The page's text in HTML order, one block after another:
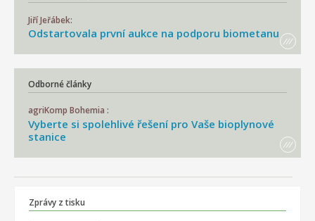
Jiří Jeřábek:
Odstartovala první aukce na podporu biometanu
Odborné články
agriKomp Bohemia :
Vyberte si spolehlivé řešení pro Vaše bioplynové
stanice
Zprávy z tisku